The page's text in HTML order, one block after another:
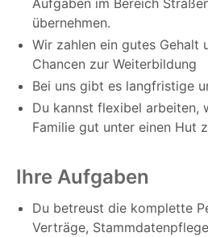
Aufgaben im Bereich
übernehmen.
Wir zahlen ein gutes Gehalt
Chancen zur Weiterbildung
Bei uns gibt es langfristige
Du kannst flexibel arbeiten,
Familie gut unter einen Hut
Ihre Aufgaben
Du betreust die komplette
Verträge,